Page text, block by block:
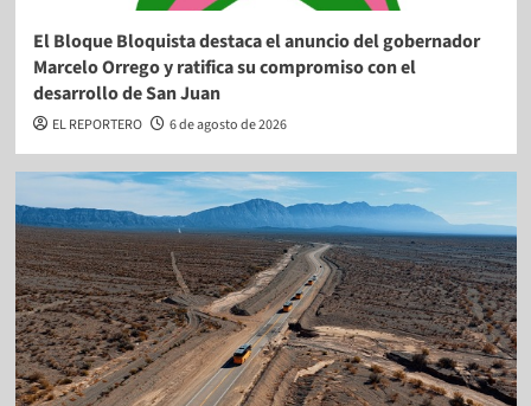
El Bloque Bloquista destaca el anuncio del gobernador
Marcelo Orrego y ratifica su compromiso con el
desarrollo de San Juan
EL REPORTERO 6 de agosto de 2026